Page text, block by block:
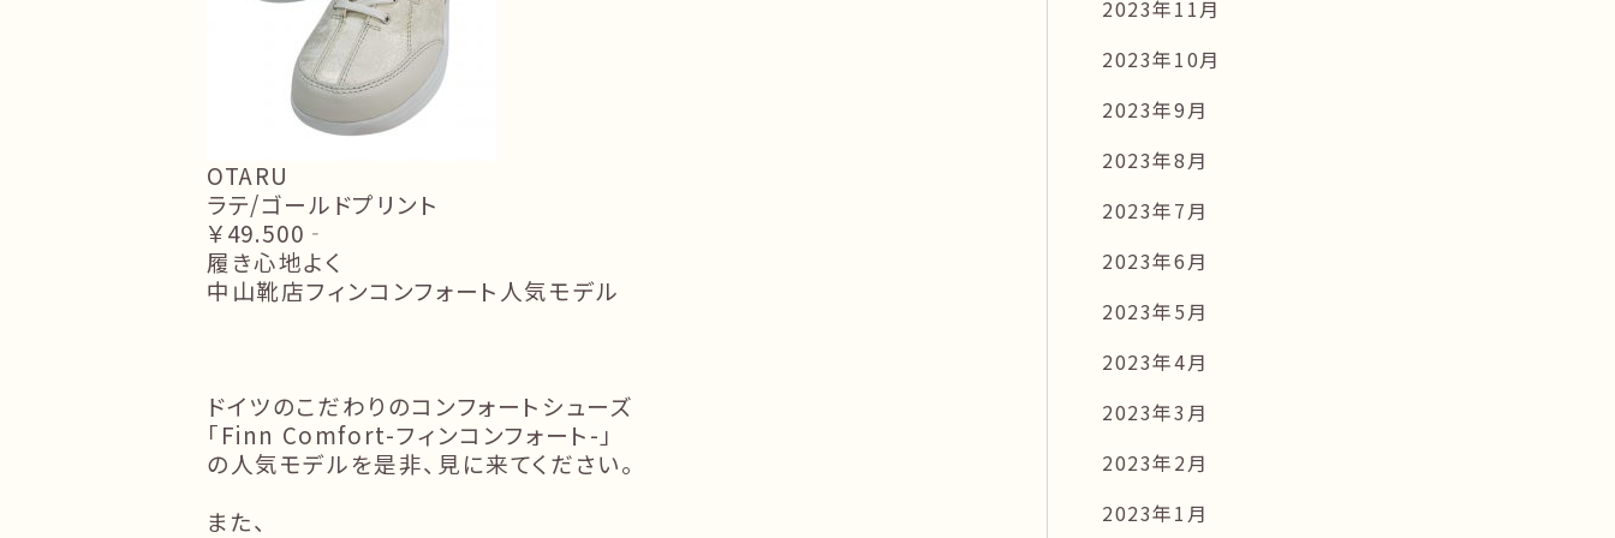
OTARU
ラテ/ゴールドプリント
￥49.500‐
履き心地よく
中山靴店フィンコンフォート人気モデル
ドイツのこだわりのコンフォートシューズ
「Finn Comfort-フィンコンフォート-」
の人気モデルを是非、見に来てください。
また、
2023年11月
2023年10月
2023年9月
2023年8月
2023年7月
2023年6月
2023年5月
2023年4月
2023年3月
2023年2月
2023年1月